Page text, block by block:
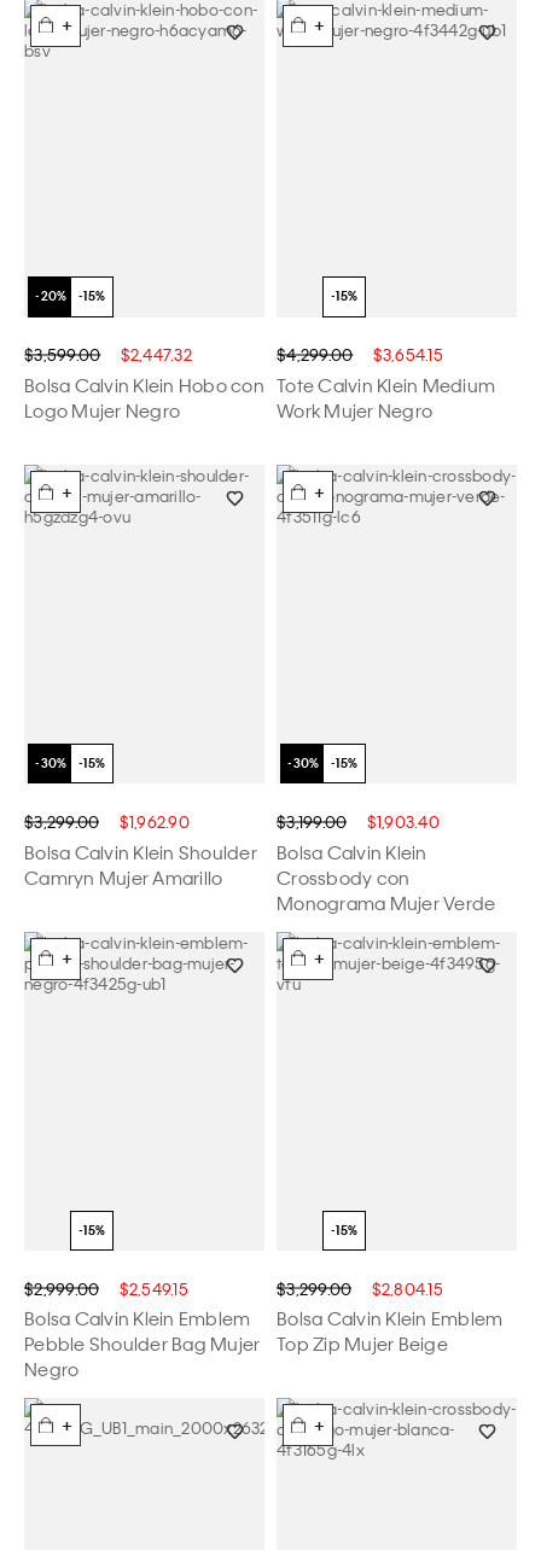
+
$3,599.00 $2,447.32
Bolsa Calvin Klein Hobo con
Logo Mujer Negro
+
$4,299.00 $3,654.15
Tote Calvin Klein Medium
Work Mujer Negro
+
$3,299.00 $1,962.90
Bolsa Calvin Klein Shoulder
Camryn Mujer Amarillo
+
$3,199.00 $1,903.40
Bolsa Calvin Klein
Crossbody con
Monograma Mujer Verde
+
$2,999.00 $2,549.15
Bolsa Calvin Klein Emblem
Pebble Shoulder Bag Mujer
Negro
+
$3,299.00 $2,804.15
Bolsa Calvin Klein Emblem
Top Zip Mujer Beige
+ +